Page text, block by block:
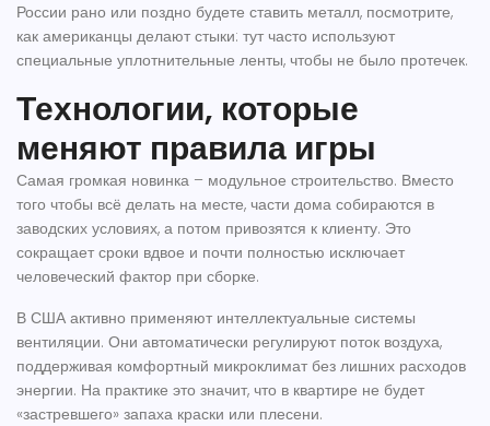
России рано или поздно будете ставить металл, посмотрите,
как американцы делают стыки: тут часто используют
специальные уплотнительные ленты, чтобы не было протечек.
Технологии, которые
меняют правила игры
Самая громкая новинка – модульное строительство. Вместо
того чтобы всё делать на месте, части дома собираются в
заводских условиях, а потом привозятся к клиенту. Это
сокращает сроки вдвое и почти полностью исключает
человеческий фактор при сборке.
В США активно применяют интеллектуальные системы
вентиляции. Они автоматически регулируют поток воздуха,
поддерживая комфортный микроклимат без лишних расходов
энергии. На практике это значит, что в квартире не будет
«застревшего» запаха краски или плесени.